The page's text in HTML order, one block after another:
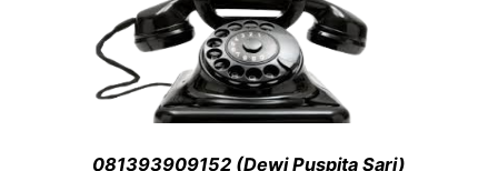
081393909152 (Dewi Puspita Sari)